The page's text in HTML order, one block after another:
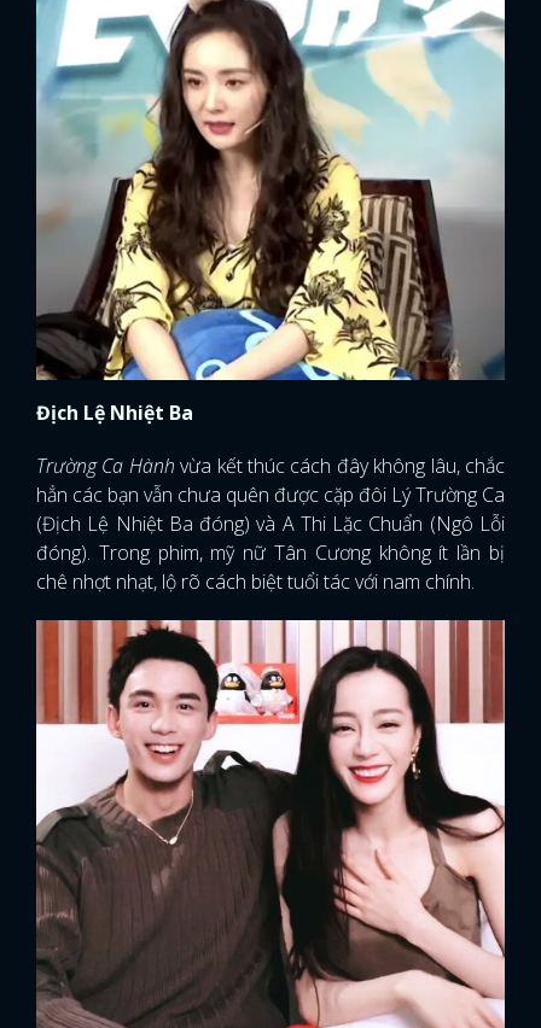
Địch Lệ Nhiệt Ba
Trường Ca Hành vừa kết thúc cách đây không lâu, chắc
hẳn các bạn vẫn chưa quên được cặp đôi Lý Trường Ca
(Địch Lệ Nhiệt Ba đóng) và A Thi Lặc Chuẩn (Ngô Lỗi
đóng). Trong phim, mỹ nữ Tân Cương không ít lần bị
chê nhợt nhạt, lộ rõ cách biệt tuổi tác với nam chính.